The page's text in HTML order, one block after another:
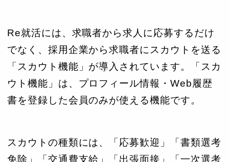
Re就活には、求職者から求人に応募するだけ
でなく、採用企業から求職者にスカウトを送る
「スカウト機能」が導入されています。「スカ
ウト機能」は、プロフィール情報・Web履歴
書を登録した会員のみが使える機能です。
スカウトの種類には、「応募歓迎」「書類選考
免除」「交通費支給」「出張面接」「一次選考